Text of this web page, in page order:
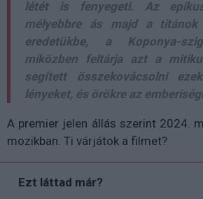
létét is fenyegeti. Az
mélyebbre ás majd a titánok
eredetükbe, a Koponya-
miközben feltárja azt a
segített összekovácsolni
lényeket, és örökre az
A premier jelen állás szerint 2024.
mozikban. Ti várjátok a filmet?
Ezt láttad már?